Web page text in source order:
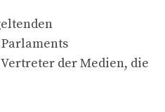
der Medien, die